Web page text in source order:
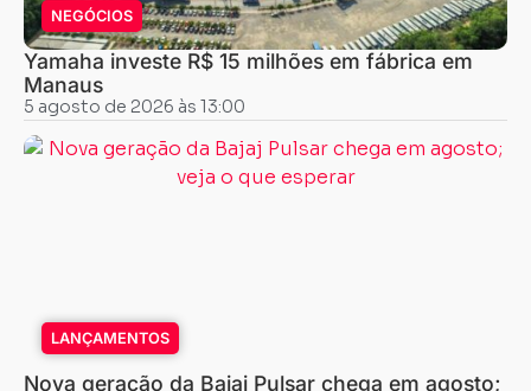
NEGÓCIOS
Yamaha investe R$ 15 milhões em fábrica em
Manaus
5 agosto de 2026 às 13:00
LANÇAMENTOS
Nova geração da Bajaj Pulsar chega em agosto;